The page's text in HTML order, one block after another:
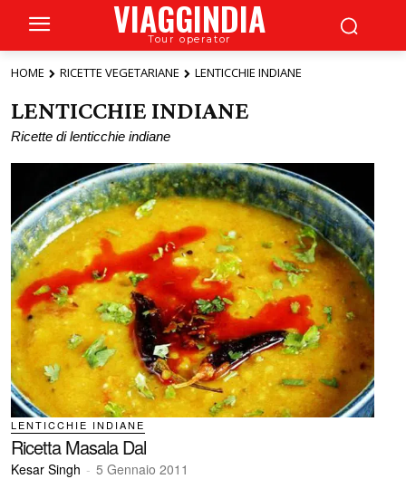
VIAGGINDIA
Tour operator
HOME RICETTE VEGETARIANE LENTICCHIE INDIANE
LENTICCHIE INDIANE
Ricette di lenticchie indiane
LENTICCHIE INDIANE
Ricetta Masala Dal
Kesar Singh - 5 Gennaio 2011